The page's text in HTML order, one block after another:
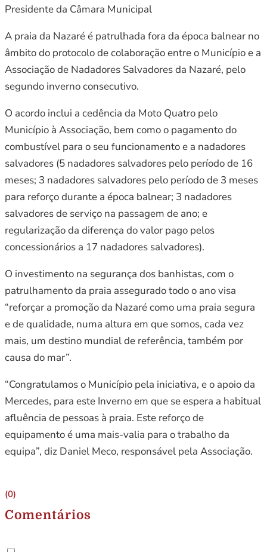
Presidente da Câmara Municipal
A praia da Nazaré é patrulhada fora da época balnear no
âmbito do protocolo de colaboração entre o Município e a
Associação de Nadadores Salvadores da Nazaré, pelo
segundo inverno consecutivo.
O acordo inclui a cedência da Moto Quatro pelo
Município à Associação, bem como o pagamento do
combustível para o seu funcionamento e a nadadores
salvadores (5 nadadores salvadores pelo período de 16
meses; 3 nadadores salvadores pelo período de 3 meses
para reforço durante a época balnear; 3 nadadores
salvadores de serviço na passagem de ano; e
regularização da diferença do valor pago pelos
concessionários a 17 nadadores salvadores).
O investimento na segurança dos banhistas, com o
patrulhamento da praia assegurado todo o ano visa
“reforçar a promoção da Nazaré como uma praia segura
e de qualidade, numa altura em que somos, cada vez
mais, um destino mundial de referência, também por
causa do mar”.
“Congratulamos o Município pela iniciativa, e o apoio da
Mercedes, para este Inverno em que se espera a habitual
afluência de pessoas à praia. Este reforço de
equipamento é uma mais-valia para o trabalho da
equipa”, diz Daniel Meco, responsável pela Associação.
(0)
Comentários